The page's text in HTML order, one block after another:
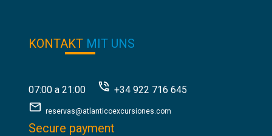
KONTAKT MIT UNS
07:00 a 21:00 +34 922 716 645
reservas@atlanticoexcursiones.com
Secure payment